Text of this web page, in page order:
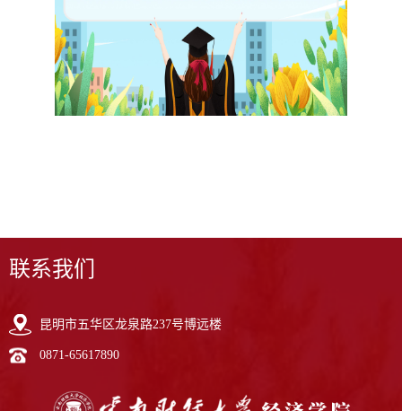
联系我们
昆明市五华区龙泉路237号博远楼
0871-65617890